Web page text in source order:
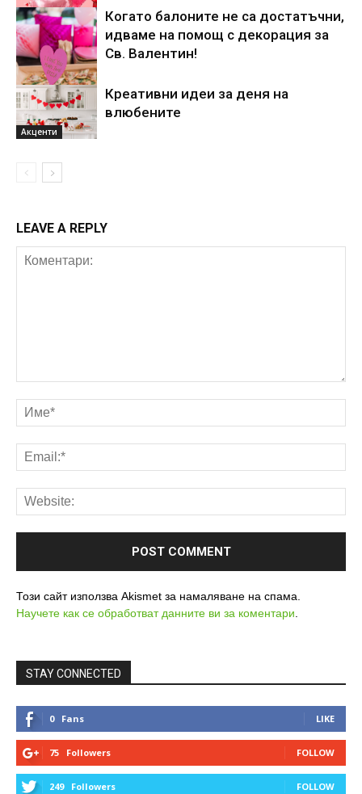
Акценти
Акценти
Когато балоните не са достатъчни,
идваме на помощ с декорация за
Св. Валентин!
Акценти
Креативни идеи за деня на
влюбените
LEAVE A REPLY
Този сайт използва Akismet за намаляване на спама.
Научете как се обработват данните ви за коментари.
STAY CONNECTED
0 Fans LIKE
75 Followers FOLLOW
249 Followers FOLLOW